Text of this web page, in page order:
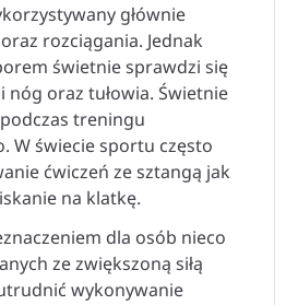
głównie
rozciągania. Jednak
świetnie sprawdzi się
oraz tułowia. Świetnie
treningu
W świecie sportu często
ćwiczeń ze sztangą jak
na klatkę.
dla osób nieco
ze zwiększoną siłą
wykonywanie